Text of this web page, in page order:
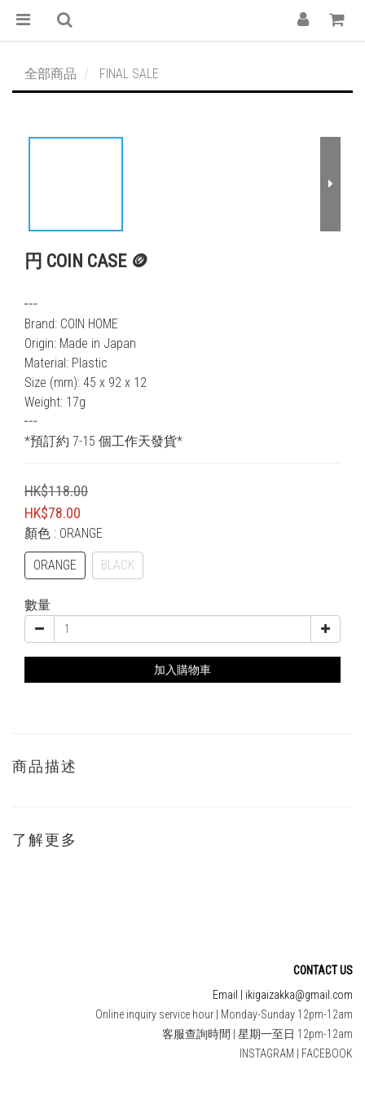
全部商品 FINAL SALE
円 COIN CASE 🪙
┅
Brand: COIN HOME
Origin: Made in Japan
Material: Plastic
Size (mm): 45 x 92 x 12
Weight: 17g
┅
*預訂約 7-15 個工作天發貨*
HK$118.00
HK$78.00
顏色 : ORANGE
ORANGE BLACK
數量
加入購物車
商品描述
了解更多
CONTACT US
Email | ikigaizakka@gmail.com
Online inquiry service hour | Monday-Sunday 12pm-12am
客服查詢時間 | 星期一至日 12pm-12am
INSTAGRAM
FACEBOOK